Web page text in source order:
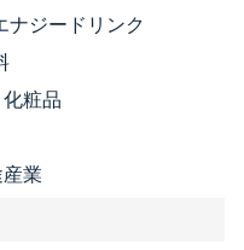
ナジードリンク
粧品
業